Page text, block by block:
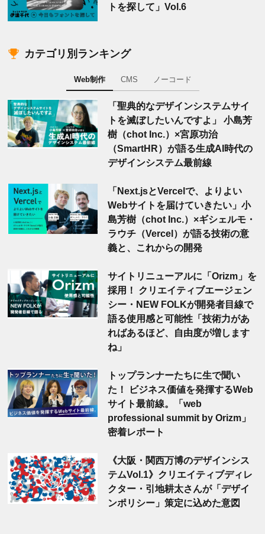
トを探して」Vol.6
カテゴリ別ランキング
Web制作 CMS ノーコード
「聖典的なデザインシステムサイ
トを滅ぼしたいんですよ」 小島芳
樹（chot Inc.）×宮原功治
（SmartHR）が語る生成AI時代の
デザインシステム最前線
「Next.jsとVercelで、よりよい
Webサイトを届けていきたい」小
島芳樹（chot Inc.）×ギシェルモ・
ラウチ（Vercel）が語る技術の意
義と、これからの開発
サイトリニューアルに「Orizm」を
採用！ クリエイティブエージェン
シー・NEW FOLKが開発者目線で
語る使用感と可能性「技術力があ
ればあるほど、自由度が増します
ね」
トップランナーたちに生で聞い
た！ ビジネス価値を発揮するWeb
サイト最前線。「web
professional summit by Orizm」
密着レポート
《大阪・関西万博のデザインシス
テムVol.1》クリエイティブディレ
クター・引地耕太さんが「デザイ
ンポリシー」策定に込めた意図